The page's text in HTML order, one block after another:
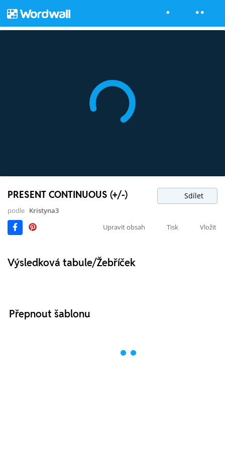
PRESENT CONTINUOUS (+/-) Sdílet
podle Kristyna3
Upravit obsah
Tisk Vložit
Výsledková tabule/Žebříček
Přepnout šablonu